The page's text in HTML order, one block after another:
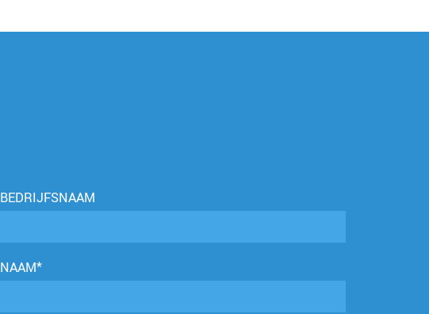
BEDRIJFSNAAM
NAAM*